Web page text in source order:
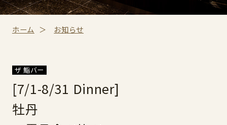
ホーム お知らせ
ザ 鮨バー
[7/1-8/31 Dinner]
牡丹